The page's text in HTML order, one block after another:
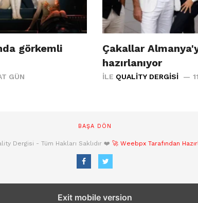
görkemli
GÜN
Çakallar
hazırlanıyor
İLE QUALITY DERGISI
BAŞA DÖN
Dergisi - Tüm Hakları Saklıdır ❤️ 🚀 Weebpx Tarafından
Exit mobile version